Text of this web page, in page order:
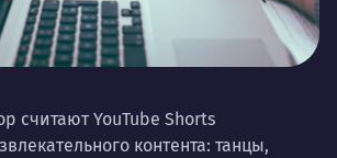
считают YouTube Shorts
контента: танцы,